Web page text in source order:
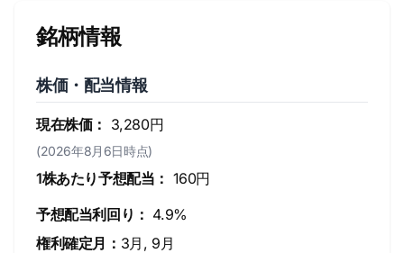
銘柄情報
株価・配当情報
現在株価： 3,280円
(2026年8月6日時点)
1株あたり予想配当： 160円
予想配当利回り： 4.9%
権利確定月： 3月, 9月